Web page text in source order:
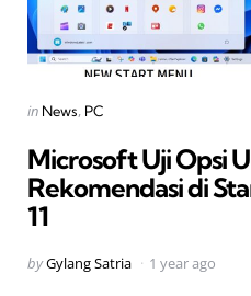
Categories
Posted
in News PC
Microsoft Uji Opsi
Rekomendasi di
11
Posted
byGylang Satria 1 year ago